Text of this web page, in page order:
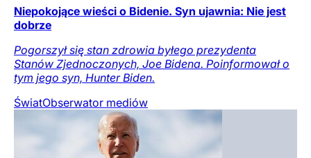
Niepokojące wieści o Bidenie. Syn ujawnia: Nie jest
dobrze
Pogorszył się stan zdrowia byłego prezydenta
Stanów Zjednoczonych, Joe Bidena. Poinformował o
tym jego syn, Hunter Biden.
ŚwiatObserwator mediów